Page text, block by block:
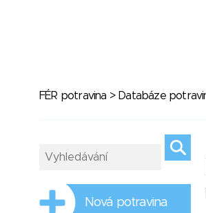
FÉR potravina > Databáze
Nová potravina